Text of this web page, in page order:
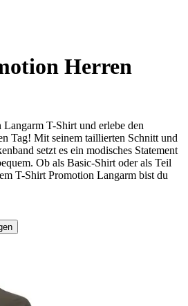
Herren
T-Shirt und erlebe den
Tag! Mit seinem taillierten Schnitt und
setzt es ein modisches Statement
Ob als Basic-Shirt oder als Teil
T-Shirt Promotion Langarm bist du